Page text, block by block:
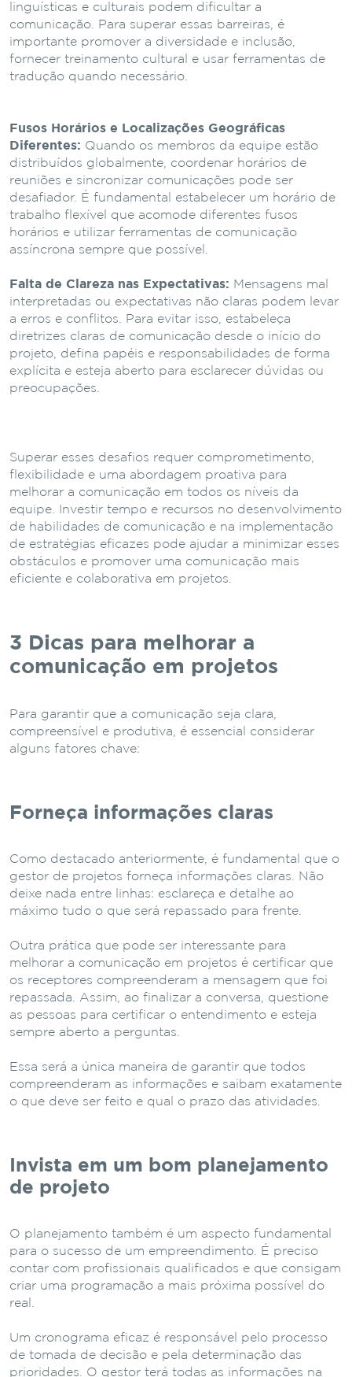
linguísticas e culturais podem dificultar a
comunicação. Para superar essas barreiras, é
importante promover a diversidade e inclusão,
fornecer treinamento cultural e usar ferramentas de
tradução quando necessário.
Fusos Horários e Localizações Geográficas
Diferentes: Quando os membros da equipe estão
distribuídos globalmente, coordenar horários de
reuniões e sincronizar comunicações pode ser
desafiador. É fundamental estabelecer um horário de
trabalho flexível que acomode diferentes fusos
horários e utilizar ferramentas de comunicação
assíncrona sempre que possível.
Falta de Clareza nas Expectativas: Mensagens mal
interpretadas ou expectativas não claras podem levar
a erros e conflitos. Para evitar isso, estabeleça
diretrizes claras de comunicação desde o início do
projeto, defina papéis e responsabilidades de forma
explícita e esteja aberto para esclarecer dúvidas ou
preocupações.
Superar esses desafios requer comprometimento,
flexibilidade e uma abordagem proativa para
melhorar a comunicação em todos os níveis da
equipe. Investir tempo e recursos no desenvolvimento
de habilidades de comunicação e na implementação
de estratégias eficazes pode ajudar a minimizar esses
obstáculos e promover uma comunicação mais
eficiente e colaborativa em projetos.
3 Dicas para melhorar a
comunicação em projetos
Para garantir que a comunicação seja clara,
compreensível e produtiva, é essencial considerar
alguns fatores chave:
Forneça informações claras
Como destacado anteriormente, é fundamental que o
gestor de projetos forneça informações claras. Não
deixe nada entre linhas: esclareça e detalhe ao
máximo tudo o que será repassado para frente.
Outra prática que pode ser interessante para
melhorar a comunicação em projetos é certificar que
os receptores compreenderam a mensagem que foi
repassada. Assim, ao finalizar a conversa, questione
as pessoas para certificar o entendimento e esteja
sempre aberto a perguntas.
Essa será a única maneira de garantir que todos
compreenderam as informações e saibam exatamente
o que deve ser feito e qual o prazo das atividades.
Invista em um bom planejamento
de projeto
O planejamento também é um aspecto fundamental
para o sucesso de um empreendimento. É preciso
contar com profissionais qualificados e que consigam
criar uma programação a mais próxima possível do
real.
Um cronograma eficaz é responsável pelo processo
de tomada de decisão e pela determinação das
prioridades. O gestor terá todas as informações na